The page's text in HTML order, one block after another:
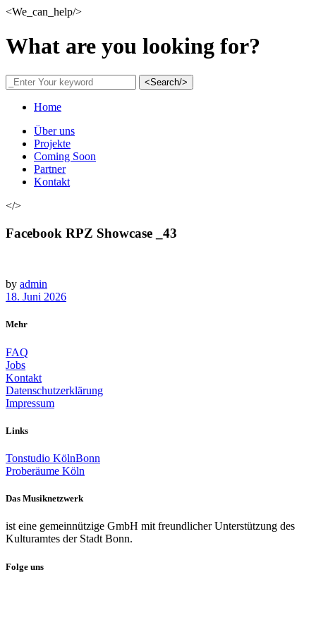
<We_can_help/>
What are you looking for?
<Search/>
Home
Über uns
Projekte
Coming Soon
Partner
Kontakt
</>
Facebook RPZ Showcase _43
by admin
18. Juni 2026
Mehr
FAQ
Jobs
Kontakt
Datenschutzerklärung
Impressum
Links
Tonstudio KölnBonn
Proberäume Köln
Das Musiknetzwerk
ist eine gemeinnützige GmbH mit freundlicher Unterstützung des
Kulturamtes der Stadt Bonn.
Folge uns